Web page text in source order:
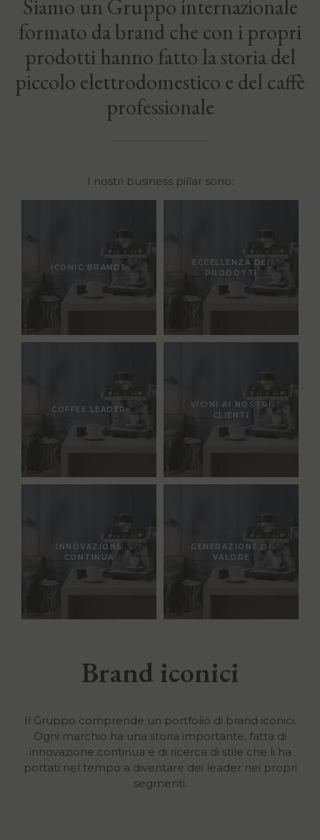
Siamo un Gruppo internazionale
formato da brand che con i propri
prodotti hanno fatto la storia del
piccolo elettrodomestico e del caffè
professionale
I nostri business pillar sono:
ICONIC BRANDS
ECCELLENZA DEI
PRODOTTI
COFFEE LEADER
VICINI AI NOSTRI
CLIENTI
INNOVAZIONE
CONTINUA
GENERAZIONE DI
VALORE
Brand iconici
Il Gruppo comprende un portfolio di brand iconici.
Ogni marchio ha una storia importante, fatta di
innovazione continua e di ricerca di stile che li ha
portati nel tempo a diventare dei leader nei propri
segmenti.